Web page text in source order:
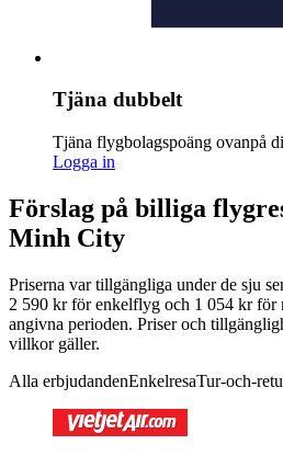
Tjäna dubbelt
Tjäna flygbolagspoäng ovanpå
Logga in
Förslag på billiga
Minh City
Priserna var tillgängliga under de sju
2 590 kr för enkelflyg och 1 054 kr för
angivna perioden. Priser och
villkor gäller.
Alla erbjudandenEnkelresaTur-och-